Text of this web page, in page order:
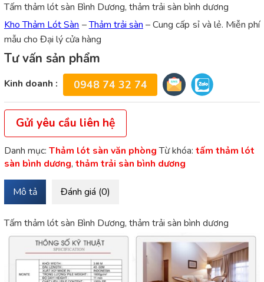
Tấm thảm lót sàn Bình Dương, thảm trải sàn bình dương
Kho Thảm Lót Sàn –Thảm trải sàn – Cung cấp sỉ và lẻ. Miễn phí
mẫu cho Đại lý cửa hàng
Tư vấn sản phẩm
Kinh doanh : 0948 74 32 74
Gửi yêu cầu liên hệ
Danh mục: Thảm lót sàn văn phòng Từ khóa: tấm thảm lót
sàn bình dương, thảm trải sàn bình dương
Mô tả Đánh giá (0)
Tấm thảm lót sàn Bình Dương, thảm trải sàn bình dương